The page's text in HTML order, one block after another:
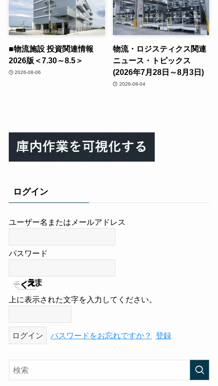
■物流施設 投資関連情報
2026版＜7.30～8.5＞
2026-08-06
物流・ロジスティクス関連
ニュース・トピックス
(2026年7月28日～8月3日)
2026-08-04
ログイン
ユーザー名またはメールアドレス
パスワード
上に表示された文字を入力してください。
パスワードをお忘れですか？ 登録